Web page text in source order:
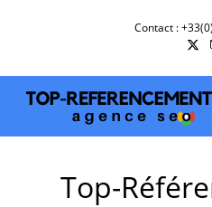
Contact :
Top-